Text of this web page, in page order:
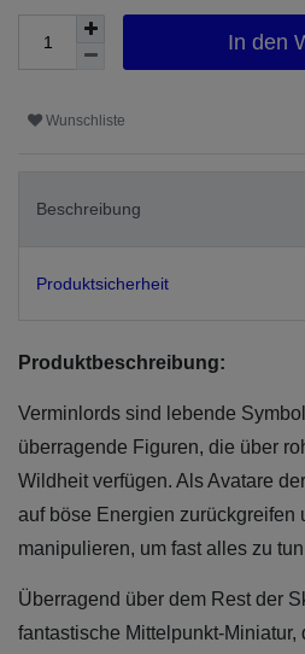
In den
Wunschliste
Beschreibung
Produktsicherheit
Produktbeschreibung:
Verminlords sind lebende
überragende Figuren, die über
Wildheit verfügen. Als Avatare
auf böse Energien
manipulieren, um fast alles zu
Überragend über dem Rest der
fantastische Mittelpunkt-